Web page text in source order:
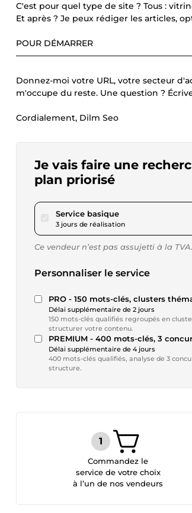
C'est pour quel type de site ? Tous :
Et après ? Je peux rédiger les articles,
POUR DÉMARRER
Donnez-moi votre URL, votre secteur
m'occupe du reste. Une question ?
Cordialement, Dilm Seo
Je vais faire une
plan priorisé
Service basiquepour 17,31 $US
3 jours de réalisation
Ce vendeur n’est pas assujetti à la TVA.
Personnaliser le service
PRO - 150 mots-clés, clusters
Délai supplémentaire de 2 jours
150 mots-clés qualifiés regroupés en
structurer votre contenu.
PREMIUM - 400 mots-clés, 3
Délai supplémentaire de 4 jours
400 mots-clés qualifiés, analyse de 3
structure.
Commandez le
service de votre choix
à l’un de nos vendeurs